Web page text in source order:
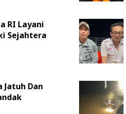
RI Layani
Sejahtera
Jatuh Dan